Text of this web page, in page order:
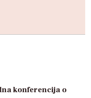
konferencija o